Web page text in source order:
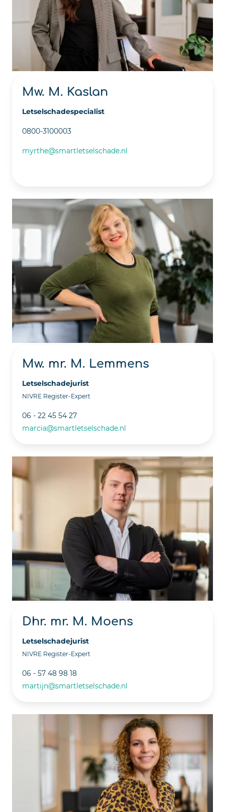
Mw. M. Kaslan
Letselschadespecialist
0800-3100003
myrthe@smartletselschade.nl
Mw. mr. M. Lemmens
Letselschadejurist
NIVRE Register-Expert
06 - 22 45 54 27
marcia@smartletselschade.nl
Dhr. mr. M. Moens
Letselschadejurist
NIVRE Register-Expert
06 - 57 48 98 18
martijn@smartletselschade.nl